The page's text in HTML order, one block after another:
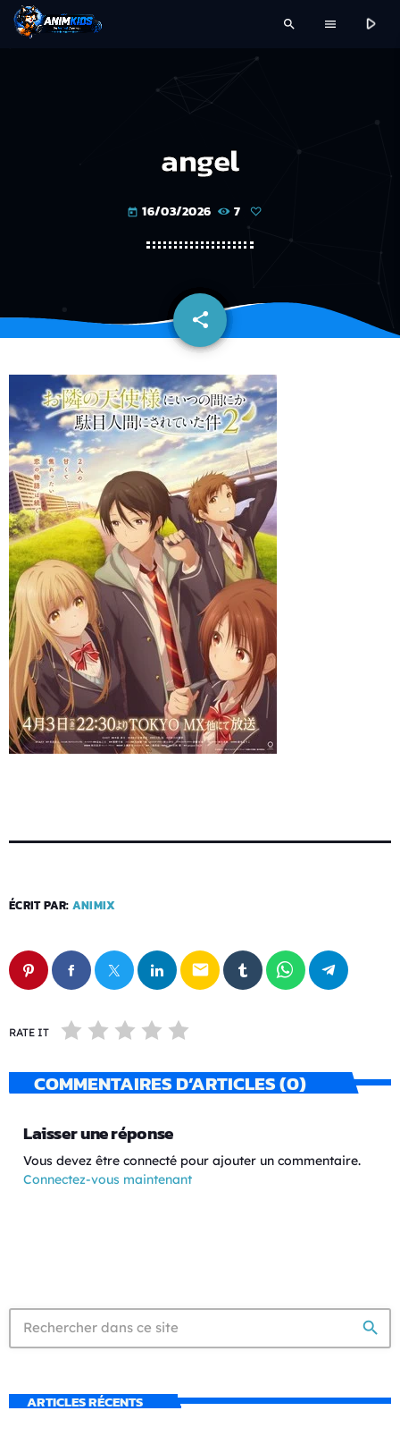
search menu play_arrow
angel
today 16/03/2026 7
share
email
ÉCRIT PAR: ANIMIX
email
RATE IT
COMMENTAIRES D’ARTICLES (0)
Laisser une réponse
Vous devez être connecté pour ajouter un commentaire.
Connectez-vous maintenant
search
ARTICLES RÉCENTS